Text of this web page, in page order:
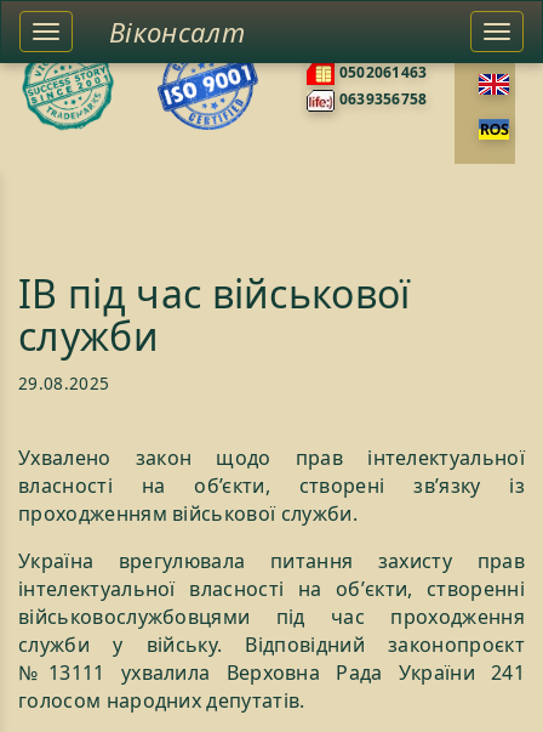
0502061463
0639356758
Toggle
left
sidebar
Віконсалт
ІВ під час військової
служби
29.08.2025
Ухвалено закон щодо прав інтелектуальної
власності на об’єкти, створені зв’язку із
проходженням військової служби.
Україна врегулювала питання захисту прав
інтелектуальної власності на обʼєкти, створенні
військовослужбовцями під час проходження
служби у війську. Відповідний законопроєкт
№13111 ухвалила Верховна Рада України 241
голосом народних депутатів.